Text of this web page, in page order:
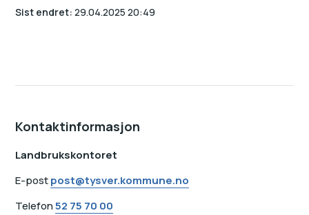
Sist endret 29.04.2025 20:49
Kontaktinformasjon
Landbrukskontoret
E-postpost@tysver.kommune.no
Telefon52 75 70 00